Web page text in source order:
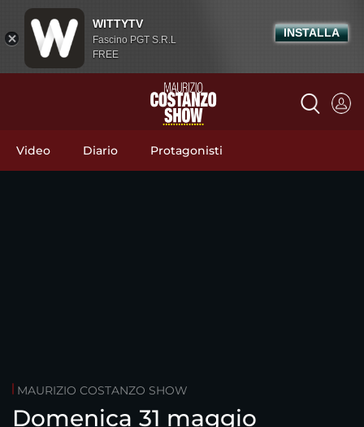
Video Diario Protagonisti
MAURIZIO COSTANZO SHOW
Domenica 31 maggio
WITTYTV
Fascino PGT S.R.L
FREE
INSTALLA